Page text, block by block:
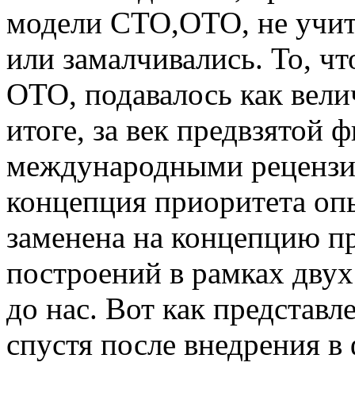
модели СТО,ОТО, не
или замалчивались. То,
ОТО, подавалось как
итоге, за век предвзятой
международными
концепция приоритета
заменена на концепцию
построений в рамках
до нас. Вот как
спустя после внедрения